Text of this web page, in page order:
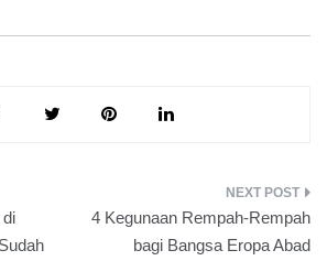
di
4 Kegunaan Rempah-Rempah
bagi Bangsa Eropa Abad